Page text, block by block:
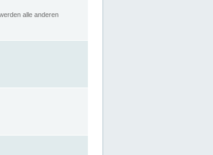
alle anderen